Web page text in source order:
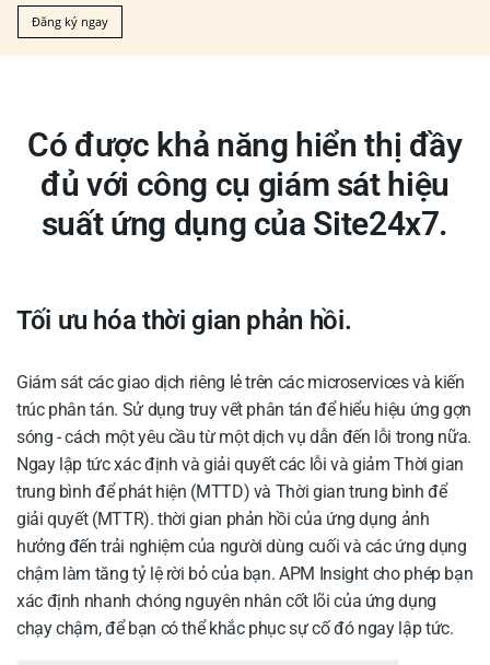
Đăng ký ngay
Có được khả năng hiển thị đầy
đủ với công cụ giám sát hiệu
suất ứng dụng của Site24x7.
Tối ưu hóa thời gian phản hồi.
Giám sát các giao dịch riêng lẻ trên các microservices và kiến ​​
trúc phân tán. Sử dụng truy vết phân tán để hiểu hiệu ứng gợn
sóng - cách một yêu cầu từ một dịch vụ dẫn đến lỗi trong nữa.
Ngay lập tức xác định và giải quyết các lỗi và giảm Thời gian
trung bình để phát hiện (MTTD) và Thời gian trung bình để
giải quyết (MTTR). thời gian phản hồi của ứng dụng ảnh
hưởng đến trải nghiệm của người dùng cuối và các ứng dụng
chậm làm tăng tỷ lệ rời bỏ của bạn. APM Insight cho phép bạn
xác định nhanh chóng nguyên nhân cốt lõi của ứng dụng
chạy chậm, để bạn có thể khắc phục sự cố đó ngay lập tức.